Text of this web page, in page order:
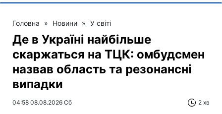
Головна » Новини » У світі
Де в Україні найбільше
скаржаться на ТЦК: омбудсмен
назвав область та резонансні
випадки
04:58 08.08.2026 Сб 2 хв